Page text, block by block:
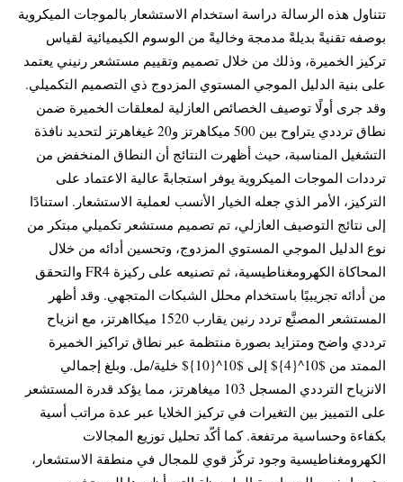
تتناول هذه الرسالة دراسة استخدام الاستشعار بالموجات الميكروية
بوصفه تقنيةً بديلةً مدمجة وخاليةً من الوسوم الكيميائية لقياس
تركيز الخميرة، وذلك من خلال تصميم وتقييم مستشعر رنيني يعتمد
على بنية الدليل الموجي المستوي المزدوج ذي التصميم التكميلي.
وقد جرى أولًا توصيف الخصائص العازلية لمعلقات الخميرة ضمن
نطاق ترددي يتراوح بين 500 ميكاهرتز و20 غيغاهرتز لتحديد نافذة
التشغيل المناسبة، حيث أظهرت النتائج أن النطاق المنخفض من
ترددات الموجات الميكروية يوفر استجابةً عالية الاعتماد على
التركيز، الأمر الذي جعله الخيار الأنسب لعملية الاستشعار. استنادًا
إلى نتائج التوصيف العازلي، تم تصميم مستشعر تكميلي مبتكر من
نوع الدليل الموجي المستوي المزدوج، وتحسين أدائه من خلال
المحاكاة الكهرومغناطيسية، ثم تصنيعه على ركيزة FR4 والتحقق
من أدائه تجريبيًا باستخدام محلل الشبكات المتجهي. وقد أظهر
المستشعر المصنَّع تردد رنين يقارب 1520 ميكااهرتز، مع انزياح
ترددي واضح ومتزايد بصورة منتظمة عبر نطاق تراكيز الخميرة
الممتد من $10^{4}$ إلى $10^{10}$ خلية/مل. وبلغ إجمالي
الانزياح الترددي المسجل 103 ميغاهرتز، مما يؤكد قدرة المستشعر
على التمييز بين التغيرات في تركيز الخلايا عبر عدة مراتب أسية
بكفاءة وحساسية مرتفعة. كما أكّد تحليل توزيع المجالات
الكهرومغناطيسية وجود تركّز قوي للمجال في منطقة الاستشعار،